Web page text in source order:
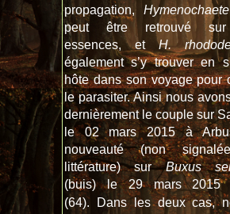
propagation,
peut être retrouvé sur
essences, etH.
également s’y trouver en
hôte dans son voyage pour
le parasiter. Ainsi nous
dernièrement le couple sur
le 02 mars 2015 à
nouveauté (non
littérature) surBuxus
(buis) le 29 mars 2015
(64).
Dans les deux cas,